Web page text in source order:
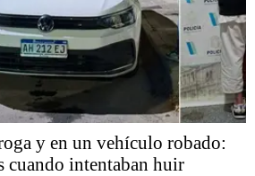
y en un vehículo robado:
cuando intentaban huir